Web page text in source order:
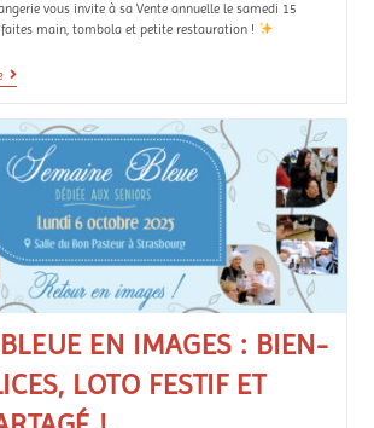
vous invite à sa Vente annuelle le samedi 15
main, tombola et petite restauration !
EN IMAGES : BIEN-
LOTO FESTIF ET